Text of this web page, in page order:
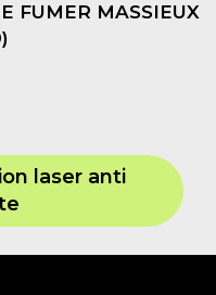
FUMER MASSIEUX
laser anti